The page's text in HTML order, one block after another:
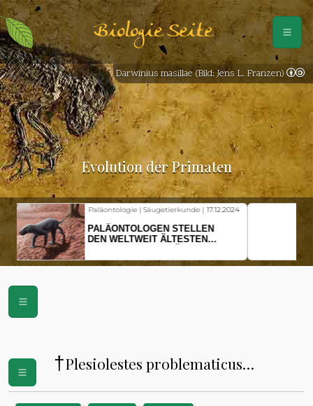
Biologie Seite
Evolution der Primaten
Fischkunde | Klimawandel | 18.11.2024
KLIMAWANDEL SETZT
HERINGSLARVEN UNTER
Darwinius masillae (Bild: Jens L. Franzen)
†Plesiolestes problematicus